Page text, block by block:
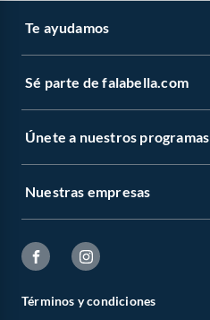
Te ayudamos
Sé parte de falabella.com
Únete a nuestros programas
Nuestras empresas
Términos y condiciones